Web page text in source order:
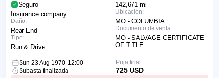
142,671 mi
Ubicación:
MO - COLUMBIA
Documento de venta:
MO - SALVAGE CERTIFICATE
OF TITLE
Seguro
Insurance company
Daño:
Rear End
Tipo:
Run & Drive
Sun 23 Aug 1970, 12:00
Subasta finalizada
Puja final:
725 USD